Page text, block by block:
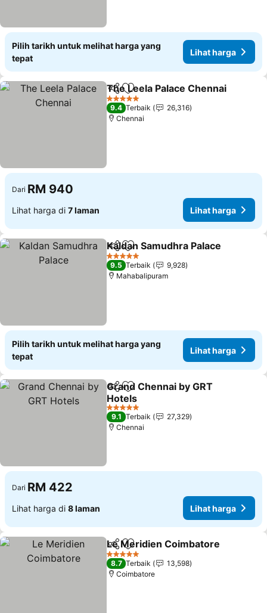
Pilih tarikh untuk melihat harga yang
tepat
Lihat harga
KongsiTambah ke favorit
The Leela Palace Chennai
5 Bintang
9.4 Terbaik
26,316
Chennai
Dari RM 940
Lihat harga di 7 laman Lihat harga
KongsiTambah ke favorit
Kaldan Samudhra Palace
5 Bintang
9.5 Terbaik
9,928
Mahabalipuram
Pilih tarikh untuk melihat harga yang
tepat
Lihat harga
KongsiTambah ke favorit
Grand Chennai by GRT
Hotels
Lihat harga
5 Bintang
9.1 Terbaik
27,329
Chennai
Dari RM 422
Lihat harga di 8 laman Lihat harga
KongsiTambah ke favorit
Le Meridien Coimbatore
5 Bintang
8.7 Terbaik
13,598
Coimbatore